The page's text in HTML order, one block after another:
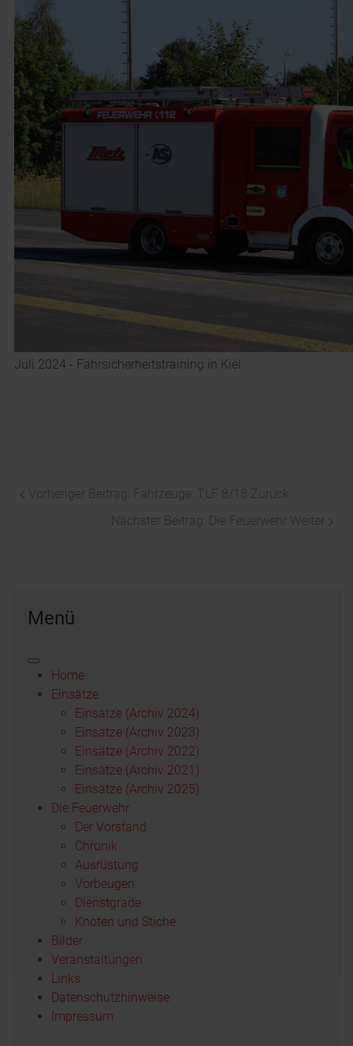
Juli 2024 - Fahrsicherheitstraining in Kiel
Vorheriger Beitrag: Fahrzeuge: TLF 8/18 Zurück
Nächster Beitrag: Die Feuerwehr Weiter
Menü
Home
Einsätze
Einsätze (Archiv 2024)
Einsätze (Archiv 2023)
Einsätze (Archiv 2022)
Einsätze (Archiv 2021)
Einsätze (Archiv 2025)
Die Feuerwehr
Der Vorstand
Chronik
Ausrüstung
Vorbeugen
Dienstgrade
Knoten und Stiche
Bilder
Veranstaltungen
Links
Datenschutzhinweise
Impressum